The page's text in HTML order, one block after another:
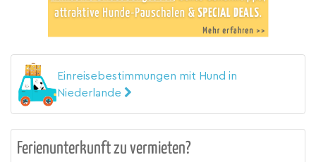
Einreisebestimmungen mit Hund in
Niederlande
Ferienunterkunft zu vermieten?